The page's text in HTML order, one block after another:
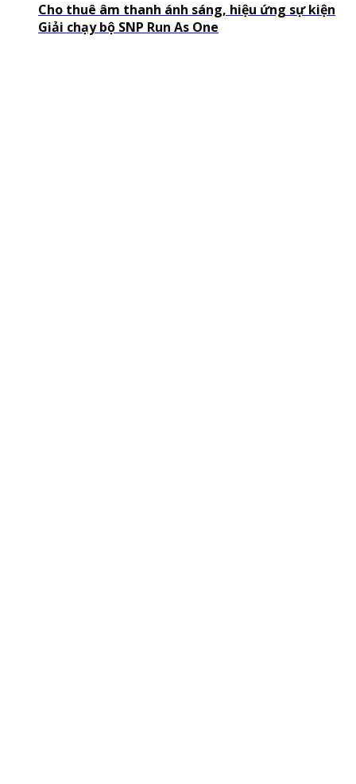
Cho thuê âm thanh ánh sáng, hiệu ứng sự kiện
Giải chạy bộ SNP Run As One